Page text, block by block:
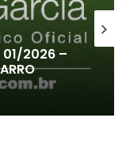
01/2026 –